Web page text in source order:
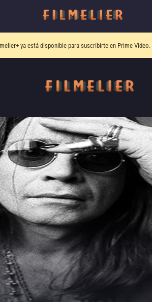
ya está disponible para suscribirte en Prime Video.